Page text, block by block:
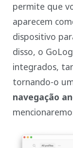
permite que
aparecem
dispositivo
disso, o
integrados,
tornando-o
navegação